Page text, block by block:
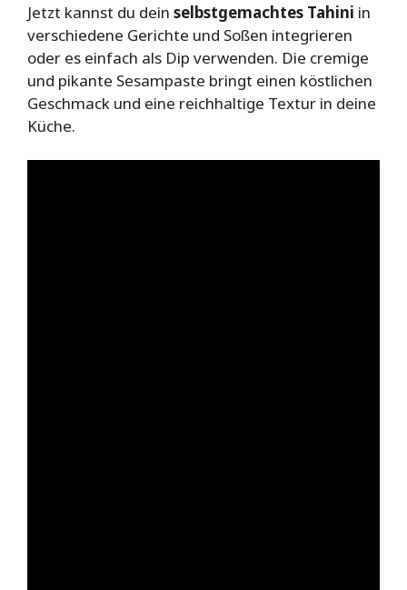
Jetzt kannst du dein selbstgemachtes Tahini in
verschiedene Gerichte und Soßen integrieren
oder es einfach als Dip verwenden. Die cremige
und pikante Sesampaste bringt einen köstlichen
Geschmack und eine reichhaltige Textur in deine
Küche.